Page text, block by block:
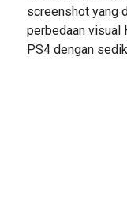
screenshot yang
perbedaan visual
PS4 dengan